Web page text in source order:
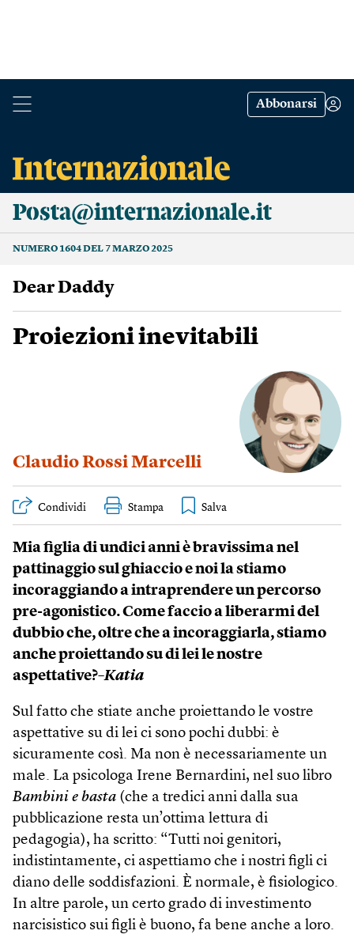
Abbonarsi
Posta@internazionale.it
NUMERO 1604 DEL 7 MARZO 2025
Dear Daddy
Proiezioni inevitabili
Claudio Rossi Marcelli
Condividi Stampa
Mia figlia di undici anni è bravissima nel
pattinaggio sul ghiaccio e noi la stiamo
incoraggiando a intraprendere un percorso
pre-agonistico. Come faccio a liberarmi del
dubbio che, oltre che a incoraggiarla, stiamo
anche proiettando su di lei le nostre
aspettative?–Katia
Sul fatto che stiate anche proiettando le vostre
aspettative su di lei ci sono pochi dubbi: è
sicuramente così. Ma non è necessariamente un
male. La psicologa Irene Bernardini, nel suo libro
Bambini e basta (che a tredici anni dalla sua
pubblicazione resta un’ottima lettura di
pedagogia), ha scritto: “Tutti noi genitori,
indistintamente, ci aspettiamo che i nostri figli ci
diano delle soddisfazioni. È normale, è fisiologico.
In altre parole, un certo grado di investimento
narcisistico sui figli è buono, fa bene anche a loro.